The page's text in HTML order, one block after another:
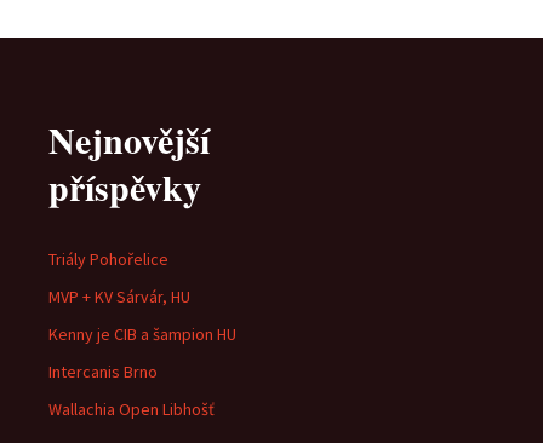
Nejnovější
příspěvky
Triály Pohořelice
MVP + KV Sárvár, HU
Kenny je CIB a šampion HU
Intercanis Brno
Wallachia Open Libhošť